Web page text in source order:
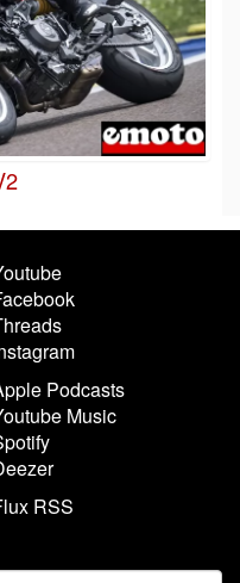
Podcasts
Music
RSS